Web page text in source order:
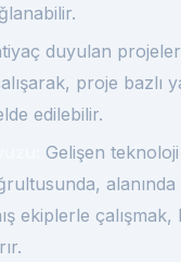
duyulan
proje bazlı
edilebilir.
Gelişen
alanında
ekiplerle çalışmak,